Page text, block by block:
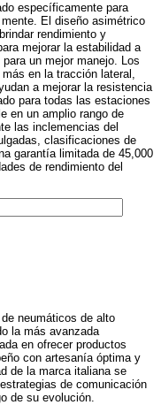
específicamente para
El diseño asimétrico
rendimiento y
mejorar la estabilidad a
un mejor manejo. Los
en la tracción lateral,
a mejorar la resistencia
para todas las estaciones
en un amplio rango de
las inclemencias del
clasificaciones de
garantía limitada de 45,000
de rendimiento del
neumáticos de alto
la más avanzada
en ofrecer productos
con artesanía óptima y
de la marca italiana se
de comunicación
de su evolución.